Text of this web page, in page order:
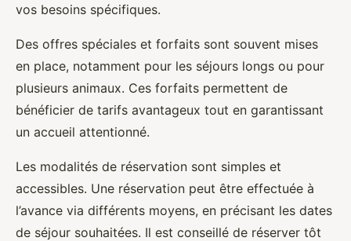
vos besoins spécifiques.
Des offres spéciales et forfaits sont souvent mises
en place, notamment pour les séjours longs ou pour
plusieurs animaux. Ces forfaits permettent de
bénéficier de tarifs avantageux tout en garantissant
un accueil attentionné.
Les modalités de réservation sont simples et
accessibles. Une réservation peut être effectuée à
l’avance via différents moyens, en précisant les dates
de séjour souhaitées. Il est conseillé de réserver tôt